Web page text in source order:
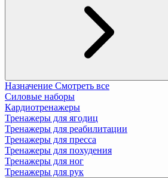
Назначение Смотреть все
Силовые наборы
Кардиотренажеры
Тренажеры для ягодиц
Тренажеры для реабилитации
Тренажеры для пресса
Тренажеры для похудения
Тренажеры для ног
Тренажеры для рук